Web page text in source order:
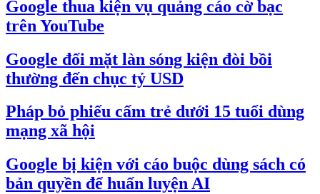
Google thua kiện vụ quảng cáo cờ bạc
trên YouTube
Google đối mặt làn sóng kiện đòi bồi
thường đến chục tỷ USD
Pháp bỏ phiếu cấm trẻ dưới 15 tuổi dùng
mạng xã hội
Google bị kiện với cáo buộc dùng sách có
bản quyền để huấn luyện AI